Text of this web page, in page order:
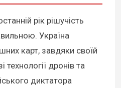
рік рішучість
Україна
карт, завдяки своїй
технології дронів та
диктатора